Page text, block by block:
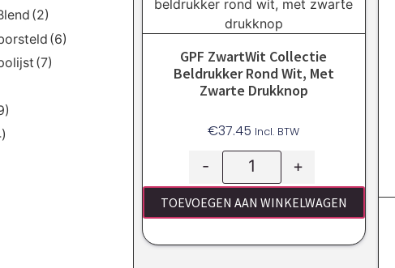
(2)
(6)
(7)
GPF ZwartWit Collectie
Beldrukker Rond Wit, Met
Zwarte Drukknop
€37.45 Incl. BTW
- +
TOEVOEGEN AAN WINKELWAGEN